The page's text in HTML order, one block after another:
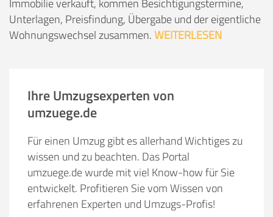
Unterlagen, Preisfindung, Übergabe und der eigentliche
Wohnungswechsel zusammen.WEITERLESEN
Ihre Umzugsexperten von
umzuege.de
Für einen Umzug gibt es allerhand Wichtiges zu
wissen und zu beachten. Das Portal
umzuege.de wurde mit viel Know-how für Sie
entwickelt. Profitieren Sie vom Wissen von
erfahrenen Experten und Umzugs-Profis!